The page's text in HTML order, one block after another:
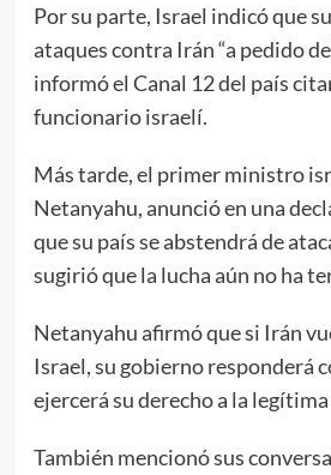
Por su parte, Israel indicó que
ataques contra Irán “a pedido
informó el Canal 12 del país
funcionario israelí.
Más tarde, el primer ministro
Netanyahu, anunció en una
que su país se abstendrá de
sugirió que la lucha aún no ha
Netanyahu afirmó que si Irán
Israel, su gobierno responderá
ejercerá su derecho a la
También mencionó sus